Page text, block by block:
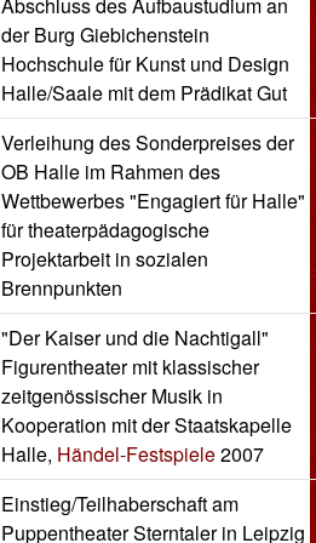
Abschluss des Aufbaustudium an
der Burg Giebichenstein
Hochschule für Kunst und Design
Halle/Saale mit dem Prädikat Gut
Verleihung des Sonderpreises der
OB Halle im Rahmen des
Wettbewerbes "Engagiert für Halle"
für theaterpädagogische
Projektarbeit in sozialen
Brennpunkten
"Der Kaiser und die Nachtigall"
Figurentheater mit klassischer
zeitgenössischer Musik in
Kooperation mit der Staatskapelle
Halle, Händel-Festspiele2007
Einstieg/Teilhaberschaft am
Puppentheater Sterntaler in Leipzig